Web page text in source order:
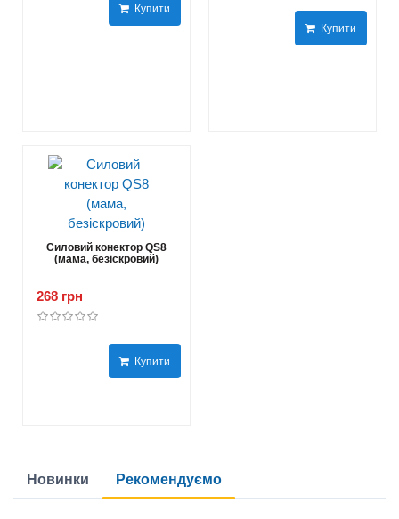
Купити
Купити
Силовий конектор QS8
(мама, безіскровий)
268 грн
Купити
Новинки Рекомендуємо